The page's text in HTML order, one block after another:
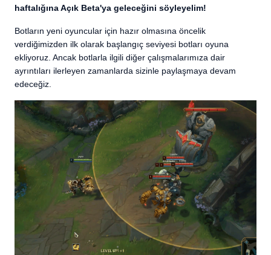
haftalığına Açık Beta'ya geleceğini söyleyelim!
Botların yeni oyuncular için hazır olmasına öncelik
verdiğimizden ilk olarak başlangıç seviyesi botları oyuna
ekliyoruz. Ancak botlarla ilgili diğer çalışmalarımıza dair
ayrıntıları ilerleyen zamanlarda sizinle paylaşmaya devam
edeceğiz.